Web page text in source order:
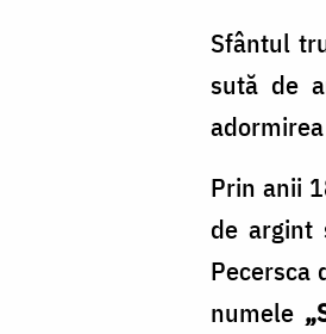
Sfântul
sută de
Prin anii
de argint
Pecersca
numele